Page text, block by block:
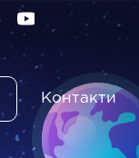
Контакти